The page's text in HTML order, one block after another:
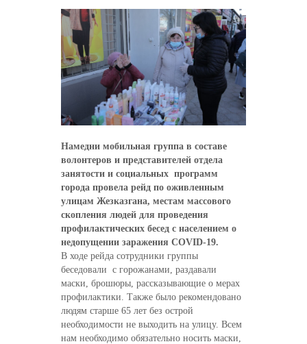
Намедни мобильная группа в составе
волонтеров и представителей отдела
занятости и социальных программ
города провела рейд по оживленным
улицам Жезказгана, местам массового
скопления людей для проведения
профилактических бесед с населением о
недопущении заражения COVID-19.
В ходе рейда сотрудники группы
беседовали с горожанами, раздавали
маски, брошюры, рассказывающие о мерах
профилактики. Также было рекомендовано
людям старше 65 лет без острой
необходимости не выходить на улицу. Всем
нам необходимо обязательно носить маски,